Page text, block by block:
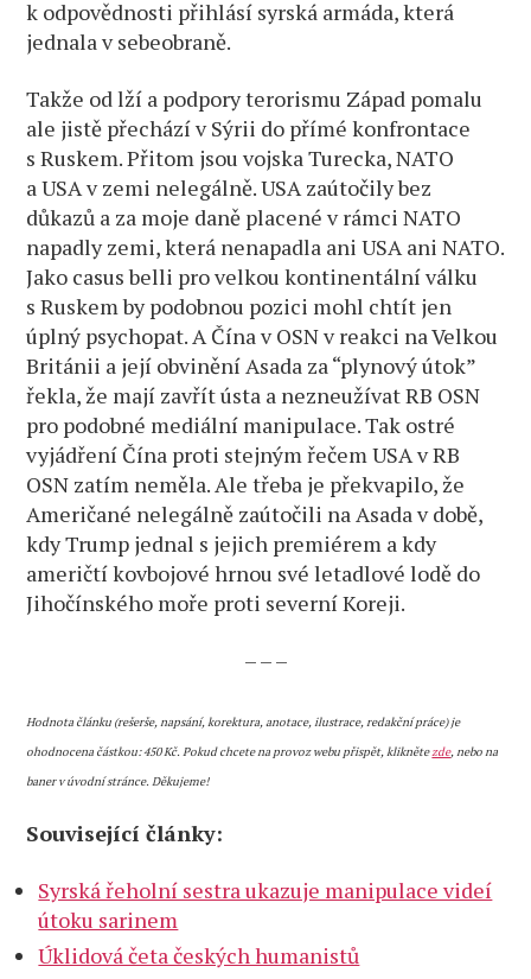
k odpovědnosti přihlásí syrská armáda, která
jednala v sebeobraně.
Takže od lží a podpory terorismu Západ pomalu
ale jistě přechází v Sýrii do přímé konfrontace
s Ruskem. Přitom jsou vojska Turecka, NATO
a USA v zemi nelegálně. USA zaútočily bez
důkazů a za moje daně placené v rámci NATO
napadly zemi, která nenapadla ani USA ani NATO.
Jako casus belli pro velkou kontinentální válku
s Ruskem by podobnou pozici mohl chtít jen
úplný psychopat. A Čína v OSN v reakci na Velkou
Británii a její obvinění Asada za “plynový útok”
řekla, že mají zavřít ústa a nezneužívat RB OSN
pro podobné mediální manipulace. Tak ostré
vyjádření Čína proti stejným řečem USA v RB
OSN zatím neměla. Ale třeba je překvapilo, že
Američané nelegálně zaútočili na Asada v době,
kdy Trump jednal s jejich premiérem a kdy
američtí kovbojové hrnou své letadlové lodě do
Jihočínského moře proti severní Koreji.
– – –
Hodnota článku (rešerše, napsání, korektura, anotace, ilustrace, redakční práce) je
ohodnocena částkou: 450 Kč. Pokud chcete na provoz webu přispět, kliknětezde, nebo na
baner v úvodní stránce. Děkujeme!
Související články:
Syrská řeholní sestra ukazuje manipulace videí
útoku sarinem
Úklidová četa českých humanistů